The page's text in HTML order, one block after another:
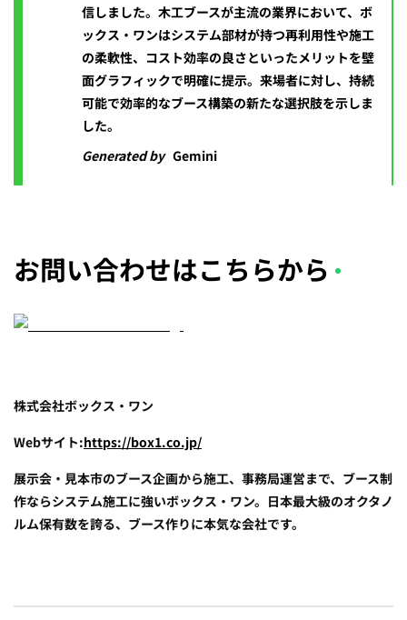
信しました。木工ブースが主流の業界において、ボ
ックス・ワンはシステム部材が持つ再利用性や施工
の柔軟性、コスト効率の良さといったメリットを壁
面グラフィックで明確に提示。来場者に対し、持続
可能で効率的なブース構築の新たな選択肢を示しま
した。
Generated by Gemini
お問い合わせはこちらから
株式会社ボックス・ワン
Webサイト:https://box1.co.jp/
展示会・見本市のブース企画から施工、事務局運営まで、ブース制
作ならシステム施工に強いボックス・ワン。日本最大級のオクタノ
ルム保有数を誇る、ブース作りに本気な会社です。